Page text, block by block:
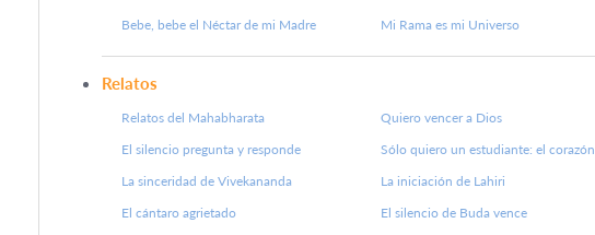
Bebe, bebe el Néctar de mi Madre Mi Rama es mi Universo
Relatos
Relatos del Mahabharata
Quiero vencer a Dios
El silencio pregunta y responde
Sólo quiero un estudiante: el corazón
La sinceridad de Vivekananda
La iniciación de Lahiri
El cántaro agrietado
El silencio de Buda vence